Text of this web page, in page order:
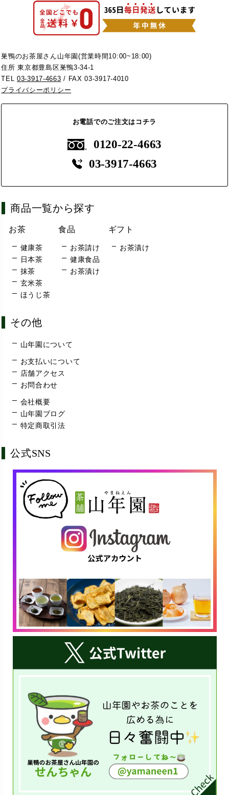
巣鴨のお茶屋さん山年園(営業時間10:00~18:00)
住所 東京都豊島区巣鴨3-34-1
TEL03-3917-4663 / FAX 03-3917-4010
プライバシーポリシー
お電話でのご注文はコチラ
0120-22-4663
03-3917-4663
商品一覧から探す
お茶
健康茶
日本茶
抹茶
玄米茶
ほうじ茶
食品
お茶請け
健康食品
お茶漬け
ギフト
お茶漬け
その他
山年園について
お支払いについて
店舗アクセス
お問合わせ
会社概要
山年園ブログ
特定商取引法
公式SNS